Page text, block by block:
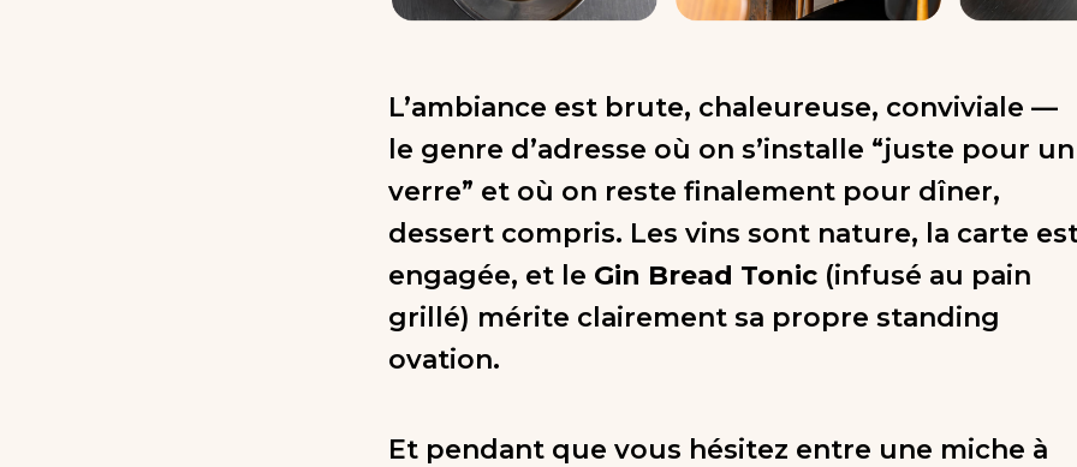
L’ambiance est brute, chaleureuse, conviviale —
le genre d’adresse où on s’installe “juste pour un
verre” et où on reste finalement pour dîner,
dessert compris. Les vins sont nature, la carte
engagée, et le Gin Bread Tonic(infusé au pain
grillé) mérite clairement sa propre standing
ovation.
Et pendant que vous hésitez entre une miche à